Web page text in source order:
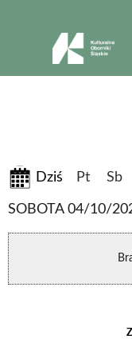
Dziś Pt Sb
SOBOTA 04/10/